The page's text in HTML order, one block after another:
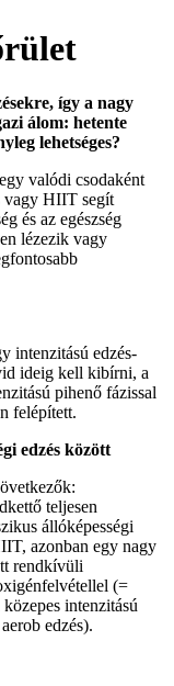
így a nagy
álom: hetente
lehetséges?
valódi csodaként
vagy HIIT segít
és az egészség
lézezik vagy
intenzitású edzés-
ideig kell kibírni, a
pihenő fázissal
felépített.
edzés között
teljesen
állóképességi
azonban egy nagy
rendkívüli
(=
intenzitású
edzés).